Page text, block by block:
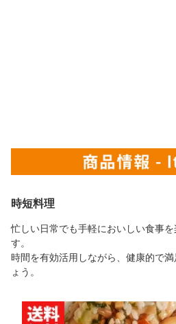
時短料理
忙しい日常でも手軽においしい食事
す。
時間を有効活用しながら、健康的で
ょう。